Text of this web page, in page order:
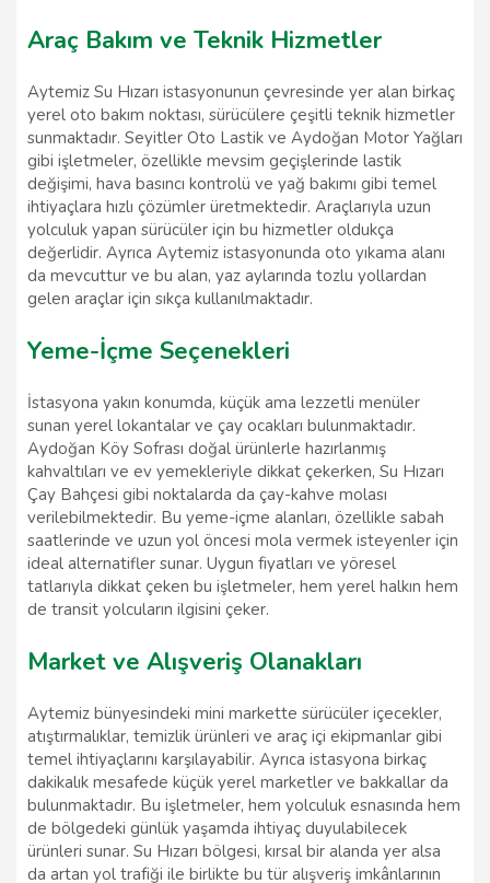
Araç Bakım ve Teknik Hizmetler
Aytemiz Su Hızarı istasyonunun çevresinde yer alan birkaç
yerel oto bakım noktası, sürücülere çeşitli teknik hizmetler
sunmaktadır. Seyitler Oto Lastik ve Aydoğan Motor Yağları
gibi işletmeler, özellikle mevsim geçişlerinde lastik
değişimi, hava basıncı kontrolü ve yağ bakımı gibi temel
ihtiyaçlara hızlı çözümler üretmektedir. Araçlarıyla uzun
yolculuk yapan sürücüler için bu hizmetler oldukça
değerlidir. Ayrıca Aytemiz istasyonunda oto yıkama alanı
da mevcuttur ve bu alan, yaz aylarında tozlu yollardan
gelen araçlar için sıkça kullanılmaktadır.
Yeme-İçme Seçenekleri
İstasyona yakın konumda, küçük ama lezzetli menüler
sunan yerel lokantalar ve çay ocakları bulunmaktadır.
Aydoğan Köy Sofrası doğal ürünlerle hazırlanmış
kahvaltıları ve ev yemekleriyle dikkat çekerken, Su Hızarı
Çay Bahçesi gibi noktalarda da çay-kahve molası
verilebilmektedir. Bu yeme-içme alanları, özellikle sabah
saatlerinde ve uzun yol öncesi mola vermek isteyenler için
ideal alternatifler sunar. Uygun fiyatları ve yöresel
tatlarıyla dikkat çeken bu işletmeler, hem yerel halkın hem
de transit yolcuların ilgisini çeker.
Market ve Alışveriş Olanakları
Aytemiz bünyesindeki mini markette sürücüler içecekler,
atıştırmalıklar, temizlik ürünleri ve araç içi ekipmanlar gibi
temel ihtiyaçlarını karşılayabilir. Ayrıca istasyona birkaç
dakikalık mesafede küçük yerel marketler ve bakkallar da
bulunmaktadır. Bu işletmeler, hem yolculuk esnasında hem
de bölgedeki günlük yaşamda ihtiyaç duyulabilecek
ürünleri sunar. Su Hızarı bölgesi, kırsal bir alanda yer alsa
da artan yol trafiği ile birlikte bu tür alışveriş imkânlarının